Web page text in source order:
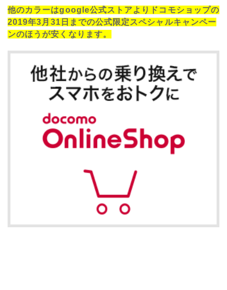
他のカラーはgoogle公式ストアよりドコモショップの
2019年3月31日までの公式限定スペシャルキャンペー
ンのほうが安くなります。